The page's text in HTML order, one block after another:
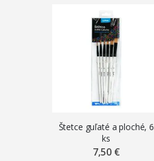
Štetce guľaté a ploché, 6
ks
7,50 €